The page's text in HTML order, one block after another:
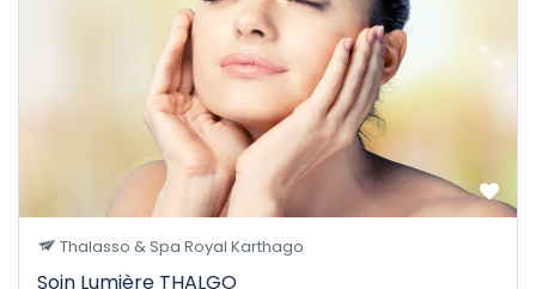
Thalasso & Spa Royal Karthago
Soin Lumière THALGO